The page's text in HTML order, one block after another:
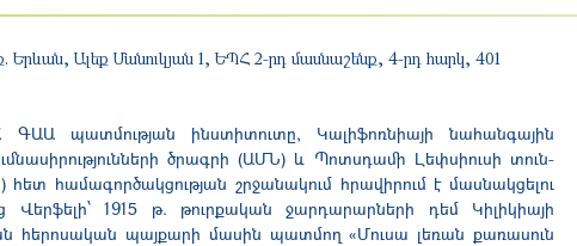
Ալեք Մանուկյան 1, ԵՊՀ 2-րդ մասնաշենք, 4-րդ հարկ, 401
պատմության ինստիտուտը, Կալիֆոռնիայի նահանգային
ծրագրի (ԱՄՆ) և Պոտսդամի Լեփսիուսի տուն-
հետ համագործակցության շրջանակում հրավիրում է մասնակցելու
1915 թ. թուրքական ջարդարարների դեմ Կիլիկիայի
հերոսական պայքարի մասին պատմող «Մուսա լեռան քառասուն